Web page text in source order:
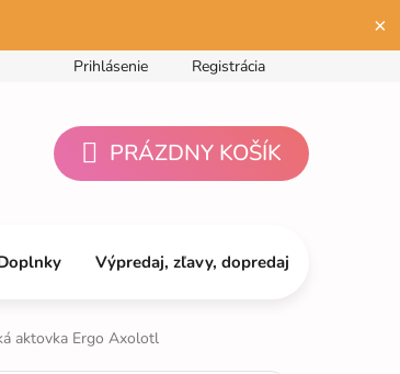
×
Prihlásenie Registrácia
NÁKUPNÝ
PRÁZDNY KOŠÍK
Výpredaj, zľavy, dopredaj
aktovka Ergo Axolotl